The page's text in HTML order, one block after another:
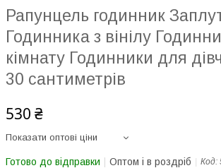
Рапунцель годинник
Годинника з вінілу
кімнату Годинники для
30 сантиметрів
530 ₴
Показати оптові ціни
Готово до відправки Оптом і в роздріб Код: